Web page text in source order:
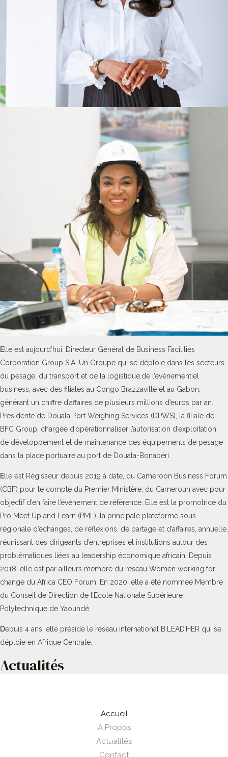
E lle est aujourd’hui, Directeur Général de Business Facilities
Corporation Group S.A. Un Groupe qui se déploie dans les secteurs
du pesage, du transport et de la logistique,de l’évènementiel
business, avec des filiales au Congo Brazzaville et au Gabon,
générant un chiffre d’affaires de plusieurs millions d’euros par an.
Présidente de Douala Port Weighing Services (DPWS), la filiale de
BFC Group, chargée d’opérationnaliser l’autorisation d’exploitation,
de développement et de maintenance des équipements de pesage
dans la place portuaire au port de Douala-Bonabéri.
E lle est Régisseur depuis 2019 à date, du Cameroon Business Forum
(CBF) pour le compte du Premier Ministère, du Cameroun avec pour
objectif d’en faire l’évènement de référence. Elle est la promotrice du
Pro Meet Up and Learn (PML), la principale plateforme sous-
régionale d’échanges, de réflexions, de partage et d’affaires, annuelle,
réunissant des dirigeants d’entreprises et institutions autour des
problématiques liées au leadership économique africain. Depuis
2018, elle est par ailleurs membre du réseau Women working for
change du Africa CEO Forum. En 2020, elle a été nommée Membre
du Conseil de Direction de l’Ecole Nationale Supérieure
Polytechnique de Yaoundé.
Depuis 4 ans, elle préside le réseau international B.LEAD’HER qui se
déploie en Afrique Centrale.
Actualités
Accueil
A Propos
Actualités
Contact